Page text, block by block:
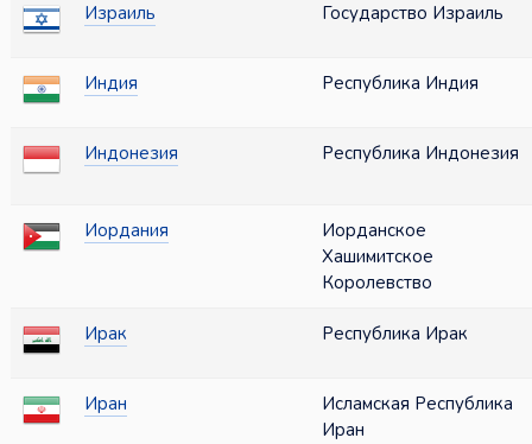
Израиль Государство Израиль
Индия Республика Индия
Индонезия Республика Индонезия
Иордания
Иорданское
Хашимитское
Королевство
Ирак Республика Ирак
Иран
Исламская Республика
Иран